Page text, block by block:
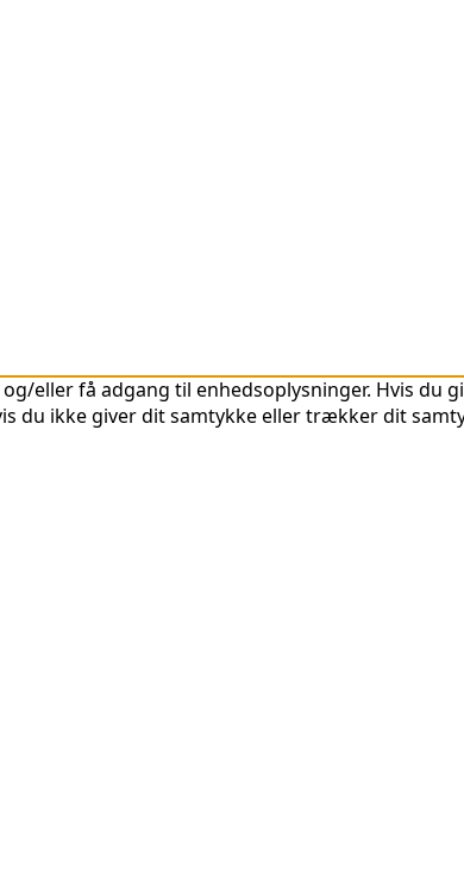
eller få adgang til enhedsoplysninger. Hvis du
du ikke giver dit samtykke eller trækker dit